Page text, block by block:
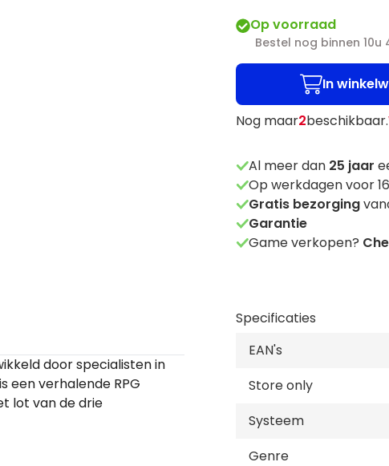
Op voorraad
Bestel nog binnen
In
Nog maar2beschikbaar.
Al meer dan 25 jaar
Op werkdagen voor
Gratis bezorging
Garantie
Game verkopen?
door specialisten in
een verhalende RPG
lot van de drie
Specificaties
EAN's
Store only
Systeem
Genre